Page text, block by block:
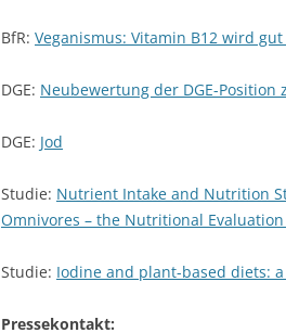
BfR: Veganismus: Vitamin B12 wird
DGE: Neubewertung der DGE-Position
DGE: Jod
Studie: Nutrient Intake and Nutrition
Omnivores – the Nutritional Evaluation
Studie: Iodine and plant-based diets:
Pressekontakt: